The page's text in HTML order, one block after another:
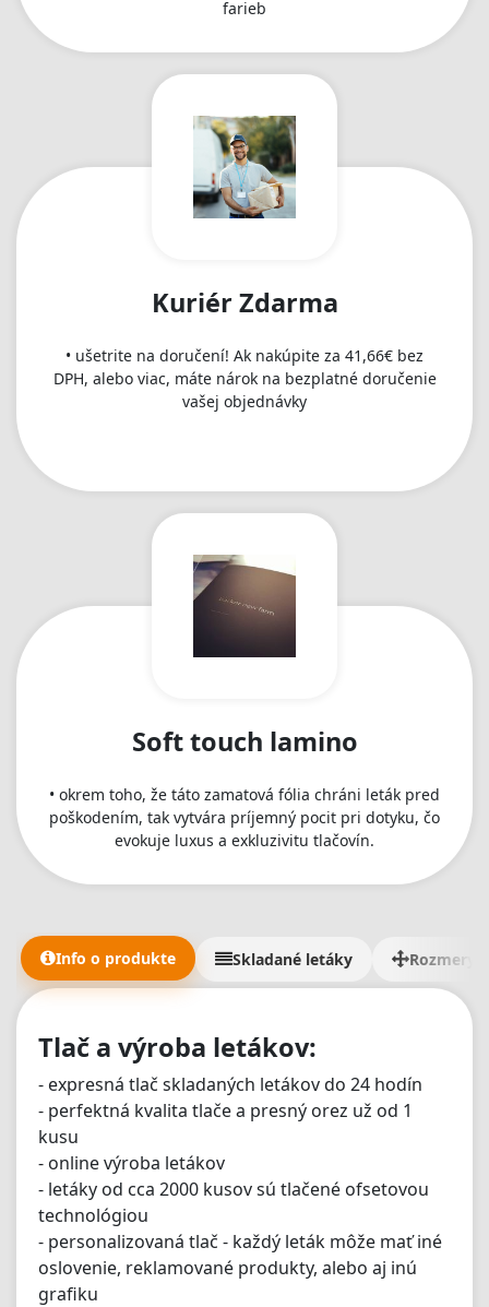
Info o produkte Skladané letáky Rozmery
Tlač a výroba letákov:
- expresná tlač skladaných letákov do 24 hodín
- perfektná kvalita tlače a presný orez už od 1
kusu
- online výroba letákov
- letáky od cca 2000 kusov sú tlačené ofsetovou
technológiou
- personalizovaná tlač - každý leták môže mať iné
oslovenie, reklamované produkty, alebo aj inú
grafiku
farieb
Kuriér Zdarma
• ušetrite na doručení! Ak nakúpite za 41,66€ bez
DPH, alebo viac, máte nárok na bezplatné doručenie
vašej objednávky
Soft touch lamino
• okrem toho, že táto zamatová fólia chráni leták pred
poškodením, tak vytvára príjemný pocit pri dotyku, čo
evokuje luxus a exkluzivitu tlačovín.